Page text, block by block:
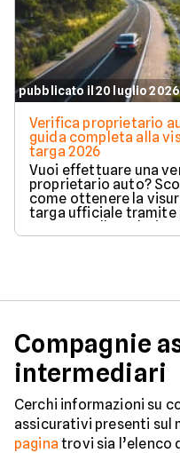
pubblicato il 20 luglio 2026
Verifica proprietario
guida completa alla
targa 2026
Vuoi effettuare una
proprietario auto?
come ottenere la
targa ufficiale tramite
per controllare dati e
vincoli in totale
Compagnie
intermediari
Cerchi informazioni su
assicurativi presenti sul
pagina trovi sia l’elenco